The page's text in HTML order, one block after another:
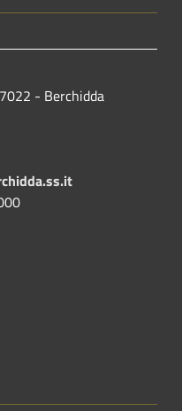
- Berchidda